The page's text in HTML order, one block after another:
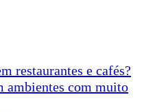
restaurantes e cafés?
ambientes com muito